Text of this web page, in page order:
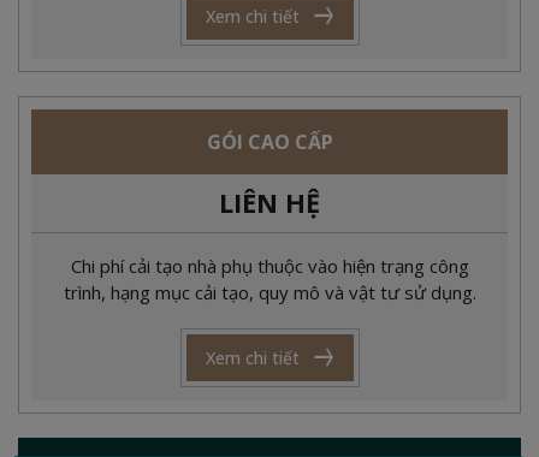
Xem chi tiết
GÓI CAO CẤP
LIÊN HỆ
Chi phí cải tạo nhà phụ thuộc vào hiện trạng công
trình, hạng mục cải tạo, quy mô và vật tư sử dụng.
Xem chi tiết